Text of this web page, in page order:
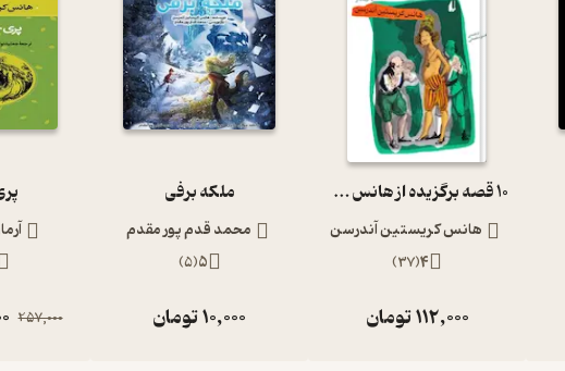
10 قصه برگزیده از هانس کریستین آندرسن
هانس کریستین آندرسن
4
(
37
)
112,000تومان
ملکه برفی
محمد قدم پور مقدم
5
(
5
)
10,000تومان 257,000